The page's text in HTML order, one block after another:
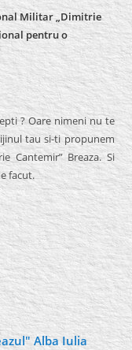
Militar „Dimitrie
pentru o
? Oare nimeni nu te
tau si-ti propunem
Cantemir” Breaza. Si
facut.
Alba Iulia